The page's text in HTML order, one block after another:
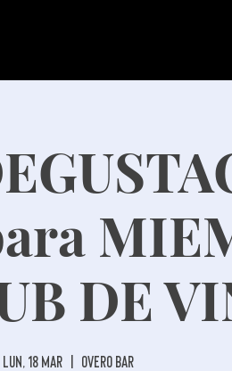
DE
lun, 18 mar
  |
Overo Bar